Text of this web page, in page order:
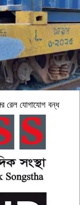
রেল যোগাযোগ বন্ধ